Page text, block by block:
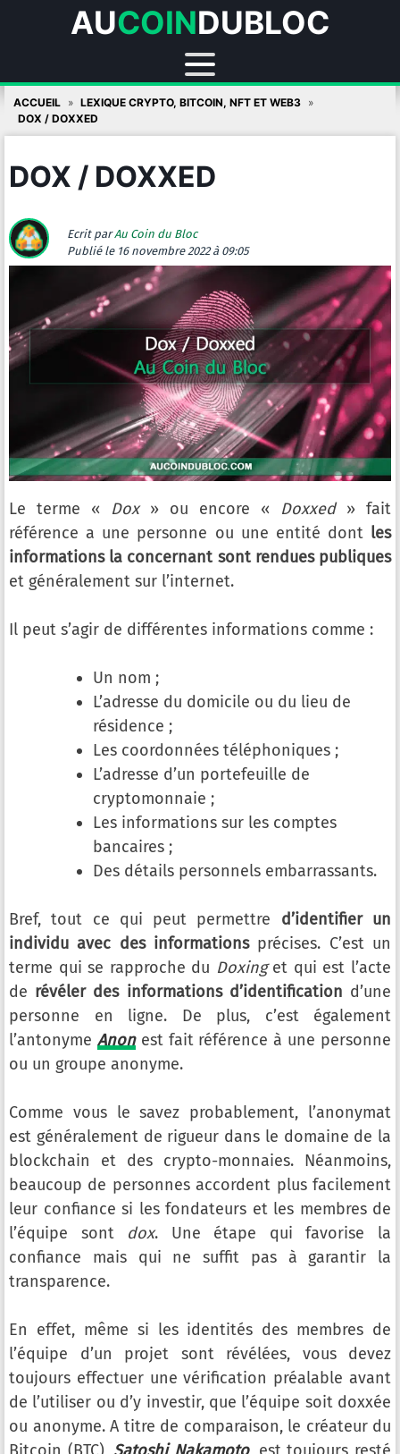
AUCOINDUBLOC
Skip
content
ACCUEIL
LEXIQUE CRYPTO, BITCOIN, NFT ET WEB3
DOX / DOXXED
DOX / DOXXED
Ecrit parAu Coin du Bloc
Publié le 16 novembre 2022 à 09:05
Le terme « Dox» ou encore « Doxxed» fait
référence a une personne ou une entité dont les
informations la concernant sont rendues publiques
et généralement sur l’internet.
Il peut s’agir de différentes informations comme :
Un nom ;
L’adresse du domicile ou du lieu de
résidence ;
Les coordonnées téléphoniques ;
L’adresse d’un portefeuille de
cryptomonnaie ;
Les informations sur les comptes
bancaires ;
Des détails personnels embarrassants.
Bref, tout ce qui peut permettre d’identifier un
individu avec des informationsprécises. C’est un
terme qui se rapproche du Doxinget qui est l’acte
de révéler des informations d’identification d’une
personne en ligne. De plus, c’est également
l’antonyme Anonest fait référence à une personne
ou un groupe anonyme.
Comme vous le savez probablement, l’anonymat
est généralement de rigueur dans le domaine de la
blockchain et des crypto-monnaies. Néanmoins,
beaucoup de personnes accordent plus facilement
leur confiance si les fondateurs et les membres de
l’équipe sont dox. Une étape qui favorise la
confiance mais qui ne suffit pas à garantir la
transparence.
En effet, même si les identités des membres de
l’équipe d’un projet sont révélées, vous devez
toujours effectuer une vérification préalable avant
de l’utiliser ou d’y investir, que l’équipe soit doxxée
ou anonyme. A titre de comparaison, le créateur du